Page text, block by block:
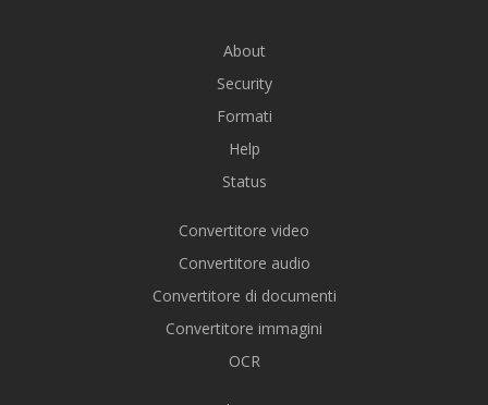
About
Security
Formati
Help
Status
Convertitore video
Convertitore audio
Convertitore di documenti
Convertitore immagini
OCR